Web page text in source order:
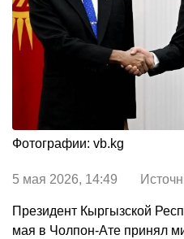
Фотографии: vb.kg
5 мая 2026, 14:49
Президент Кыргызской
мая в Чолпон-Ате принял